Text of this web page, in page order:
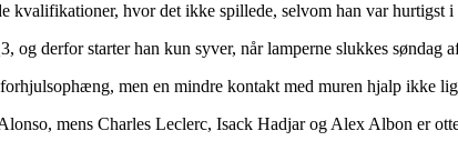
kvalifikationer, hvor det ikke spillede, selvom han var hurtigst i
derfor starter han kun syver, når lamperne slukkes søndag
men en mindre kontakt med muren hjalp ikke
mens Charles Leclerc, Isack Hadjar og Alex Albon er